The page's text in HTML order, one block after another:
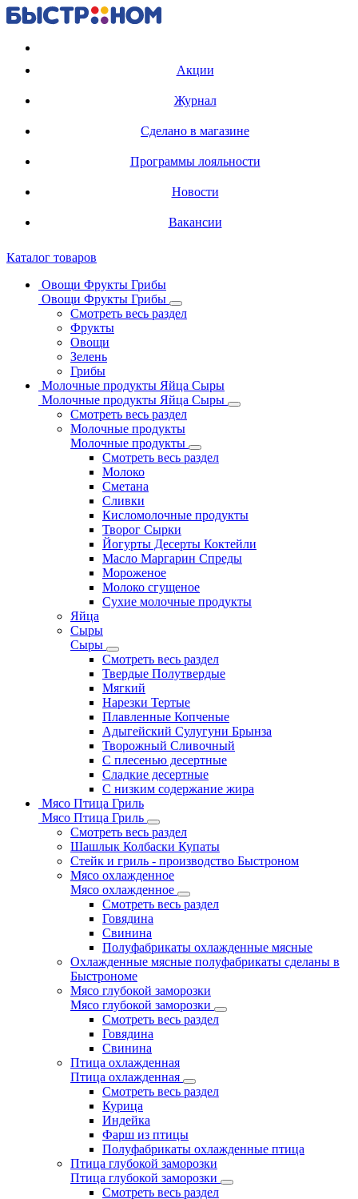
Акции
Журнал
Сделано в магазине
Программы лояльности
Новости
Вакансии
Каталог товаров
Овощи Фрукты Грибы
Овощи Фрукты Грибы
Смотреть весь раздел
Фрукты
Овощи
Зелень
Грибы
Молочные продукты Яйца Сыры
Молочные продукты Яйца Сыры
Смотреть весь раздел
Молочные продукты
Молочные продукты
Смотреть весь раздел
Молоко
Сметана
Сливки
Кисломолочные продукты
Творог Сырки
Йогурты Десерты Коктейли
Масло Маргарин Спреды
Мороженое
Молоко сгущеное
Сухие молочные продукты
Яйца
Сыры
Сыры
Смотреть весь раздел
Твердые Полутвердые
Мягкий
Нарезки Тертые
Плавленные Копченые
Адыгейский Сулугуни Брынза
Творожный Сливочный
С плесенью десертные
Сладкие десертные
С низким содержание жира
Мясо Птица Гриль
Мясо Птица Гриль
Смотреть весь раздел
Шашлык Колбаски Купаты
Стейк и гриль - производство Быстроном
Мясо охлажденное
Мясо охлажденное
Смотреть весь раздел
Говядина
Свинина
Полуфабрикаты охлажденные мясные
Охлажденные мясные полуфабрикаты сделаны в
Быстрономе
Мясо глубокой заморозки
Мясо глубокой заморозки
Смотреть весь раздел
Говядина
Свинина
Птица охлажденная
Птица охлажденная
Смотреть весь раздел
Курица
Индейка
Фарш из птицы
Полуфабрикаты охлажденные птица
Птица глубокой заморозки
Птица глубокой заморозки
Смотреть весь раздел